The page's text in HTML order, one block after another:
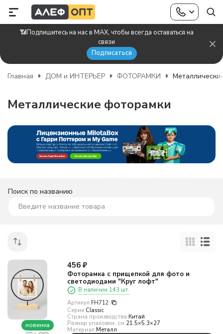
📶Подпишитесь на нас в MAX, чтобы всегда оставаться на
связи
Подписаться
Главная ДОМ и ИНТЕРЬЕР ФОТОРАМКИ
Металлические фоторамки
Поиск по названию
новинка
456 ₽
Фоторамка с прищепкой для фото и
светодиодами "Круг лофт"
В наличии 143 шт.
Артикул:FH712
Серия:Classic
Страна производства:Китай
Размер упаковки, см:21.5×5.3×27
Материал:Металл